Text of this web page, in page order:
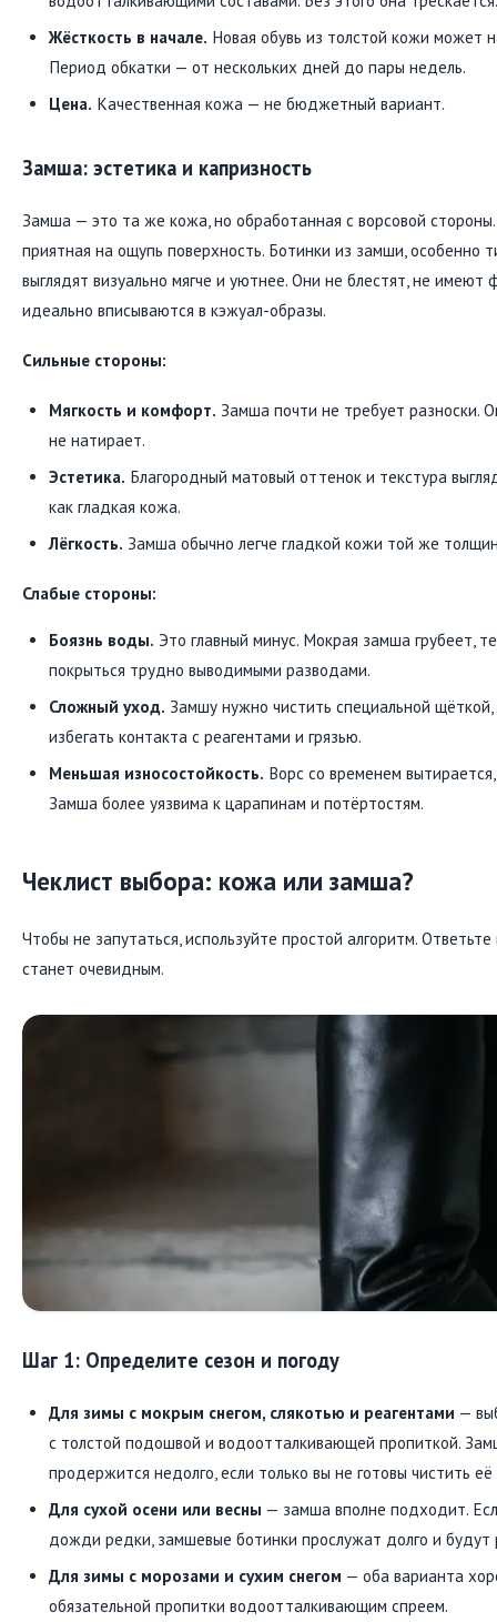
Жёсткость в начале. Новая обувь из толстой кожи может
Период обкатки — от нескольких дней до пары недель.
Цена. Качественная кожа — не бюджетный вариант.
Замша: эстетика и капризность
Замша — это та же кожа, но обработанная с ворсовой
приятная на ощупь поверхность. Ботинки из замши, особенно
выглядят визуально мягче и уютнее. Они не блестят, не имеют
идеально вписываются в кэжуал-образы.
Сильные стороны:
Мягкость и комфорт. Замша почти не требует разноски.
не натирает.
Эстетика. Благородный матовый оттенок и текстура
как гладкая кожа.
Лёгкость. Замша обычно легче гладкой кожи той же
Слабые стороны:
Боязнь воды. Это главный минус. Мокрая замша грубеет,
покрыться трудно выводимыми разводами.
Сложный уход. Замшу нужно чистить специальной
избегать контакта с реагентами и грязью.
Меньшая износостойкость. Ворс со временем
Замша более уязвима к царапинам и потёртостям.
Чеклист выбора: кожа или замша?
Чтобы не запутаться, используйте простой алгоритм.
станет очевидным.
Шаг 1: Определите сезон и погоду
Для зимы с мокрым снегом, слякотью и реагентами —
с толстой подошвой и водоотталкивающей пропиткой.
продержится недолго, если только вы не готовы чистить
Для сухой осени или весны — замша вполне подходит.
дожди редки, замшевые ботинки прослужат долго и
Для зимы с морозами и сухим снегом — оба варианта
обязательной пропитки водоотталкивающим спреем.